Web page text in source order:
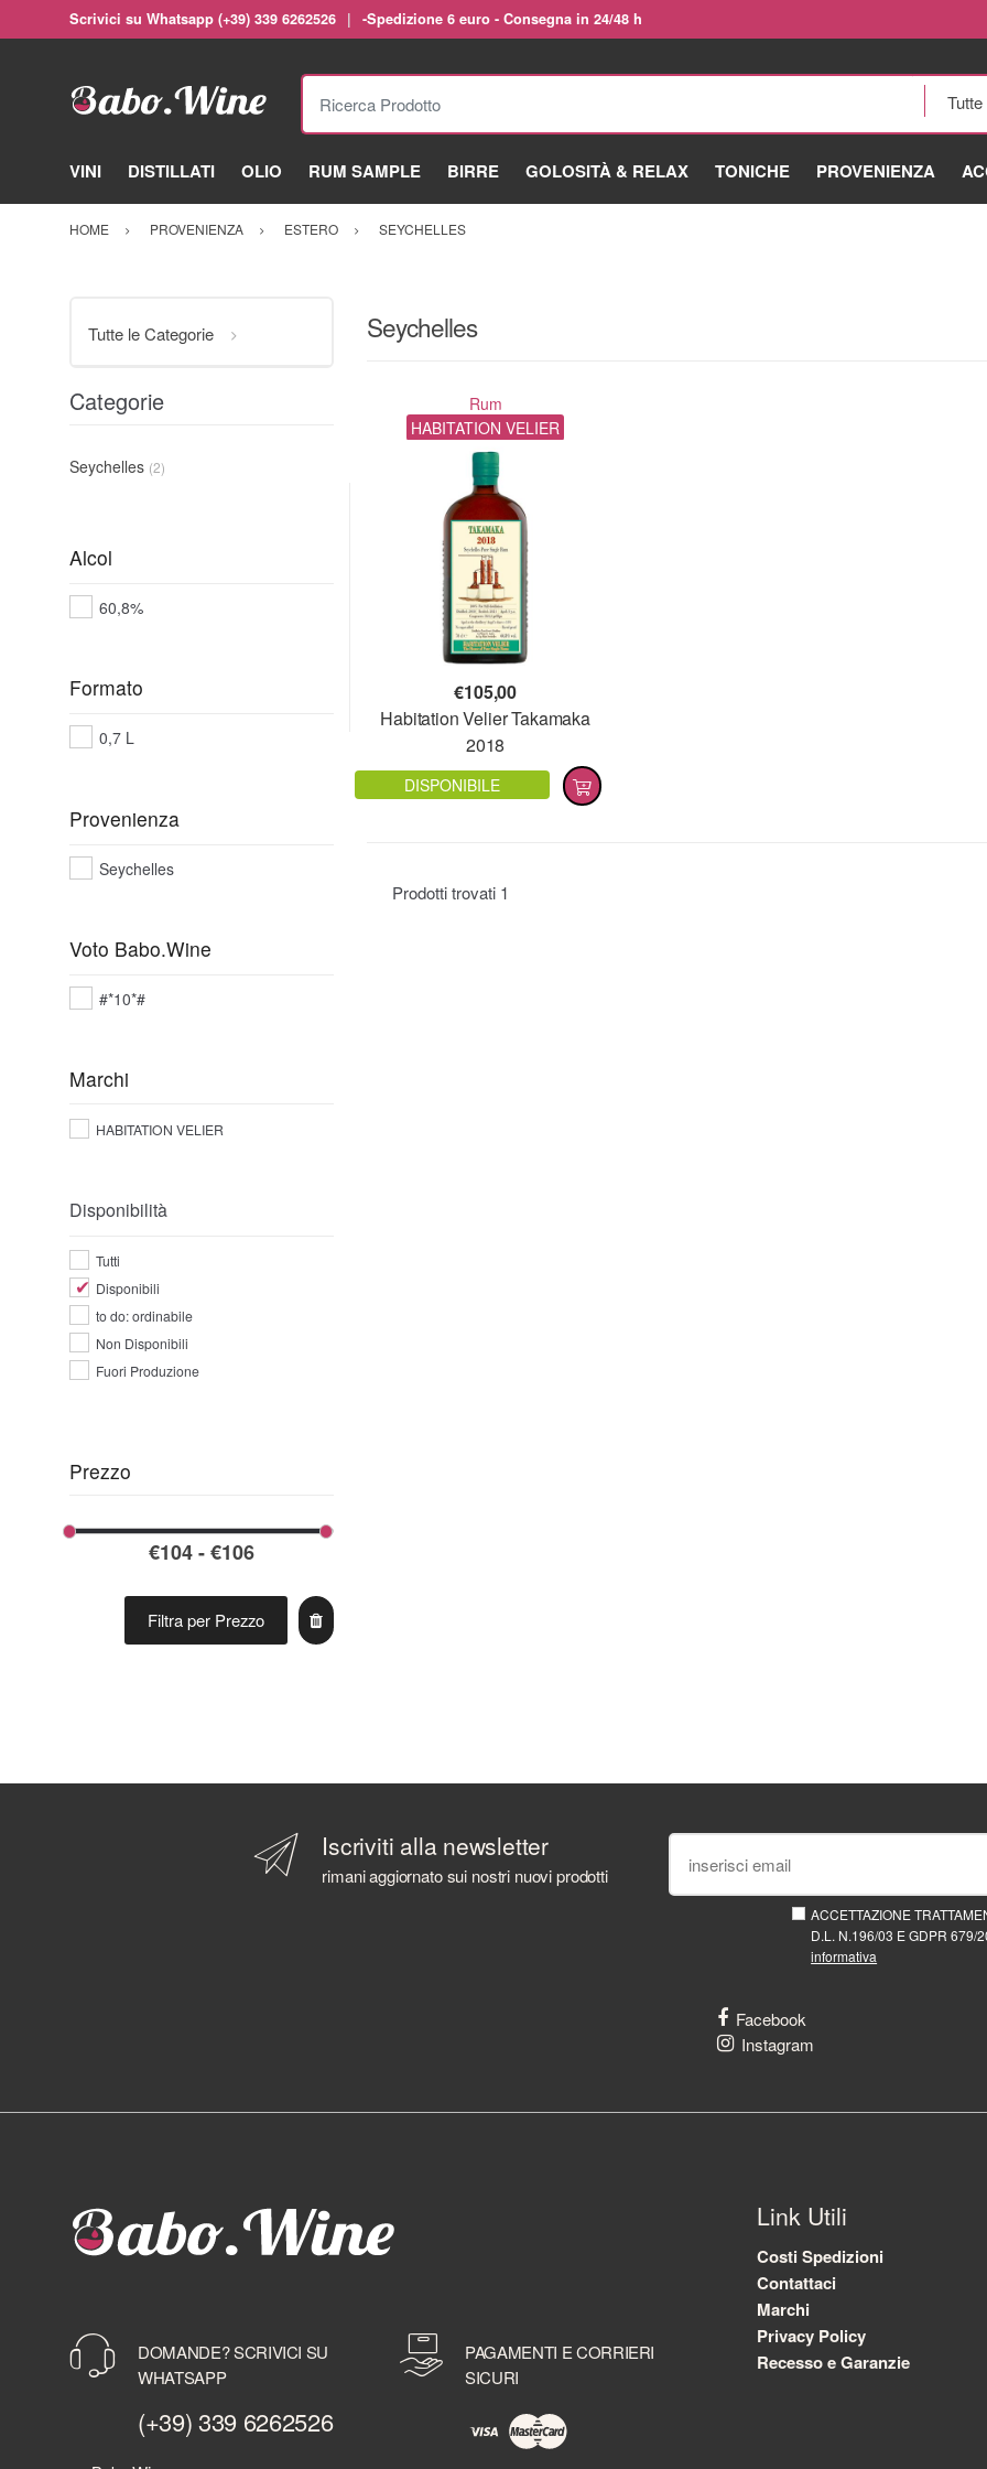
Scrivici su Whatsapp (+39) 339 6262526 -Spedizione 6 euro - Consegna in 24/48 h
Ricerca Prodotto
VINI DISTILLATI OLIO RUM SAMPLE BIRRE GOLOSITÀ & RELAX TONICHE PROVENIENZA
HOME PROVENIENZA ESTERO SEYCHELLES
Seychelles
Rum
HABITATION VELIER
€105,00
Habitation Velier Takamaka
2018
DISPONIBILE
Prodotti trovati 1
Tutte le Categorie
Categorie
Seychelles (2)
Alcol
60,8%
Formato
0,7 L
Provenienza
Seychelles
Voto Babo.Wine
#*10*#
Marchi
HABITATION VELIER
Disponibilità
Tutti
Disponibili
to do: ordinabile
Non Disponibili
Fuori Produzione
Prezzo
Filtra per Prezzo
Iscriviti alla newsletter
rimani aggiornato sui nostri nuovi prodotti
ACCETTAZIONE
D.L. N.196/03 E GDPR
informativa
Facebook
Instagram
DOMANDE? SCRIVICI SU
WHATSAPP
(+39) 339 6262526
PAGAMENTI E CORRIERI
SICURI
Link Utili
Costi Spedizioni
Contattaci
Marchi
Privacy Policy
Recesso e Garanzie